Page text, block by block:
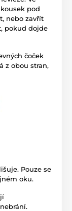
pod
nebo zavřít
pokud dojde
čoček
z obou stran,
Pouze se
oku.